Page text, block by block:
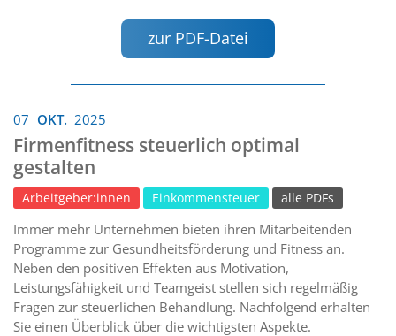
zur PDF-Datei
07 OKT. 2025
Firmenfitness steuerlich optimal
gestalten
Arbeitgeber:innen Einkommensteuer alle PDFs
Immer mehr Unternehmen bieten ihren Mitarbeitenden
Programme zur Gesundheitsförderung und Fitness an.
Neben den positiven Effekten aus Motivation,
Leistungsfähigkeit und Teamgeist stellen sich regelmäßig
Fragen zur steuerlichen Behandlung. Nachfolgend erhalten
Sie einen Überblick über die wichtigsten Aspekte.